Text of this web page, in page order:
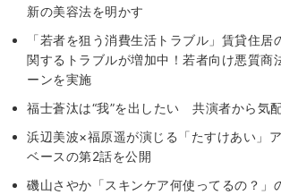
新の美容法を明かす
「若者を狙う消費生活トラブル」賃貸住居
関するトラブルが増加中！若者向け悪質商
ーンを実施
福士蒼汰は“我”を出したい 共演者から気
浜辺美波×福原遥が演じる「たすけあい」
ベースの第2話を公開
磯山さやか「スキンケア何使ってるの？」